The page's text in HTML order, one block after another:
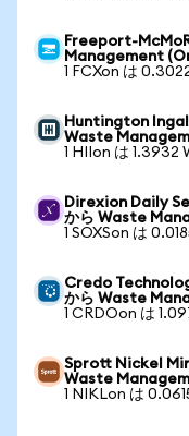
Freeport-
Management
1 FCXon は
Huntington
Waste
1 HIIon は 1.3932
Direxion Daily
から Waste
1 SOXSon は
Credo
から Waste
1 CRDOon は
Sprott Nickel
Waste
1 NIKLon は